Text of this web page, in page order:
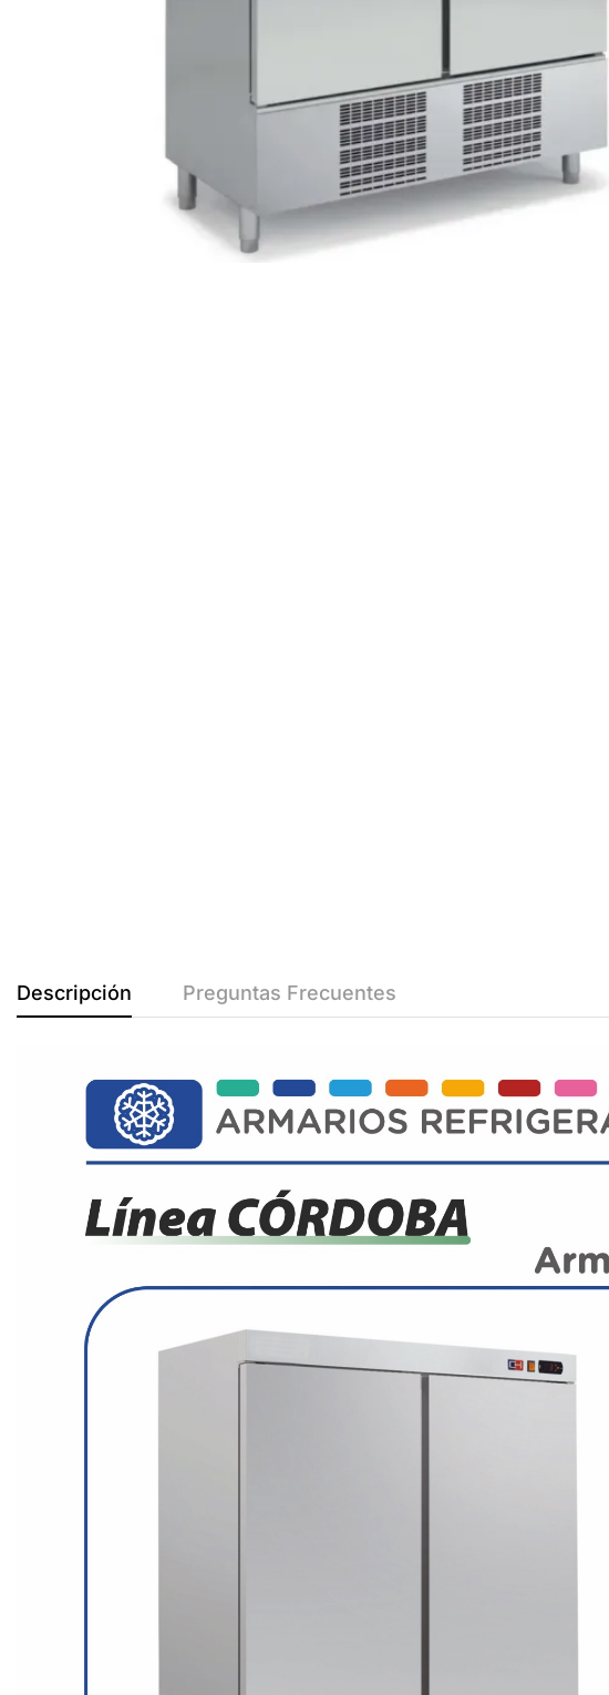
Descripción Preguntas Frecuentes